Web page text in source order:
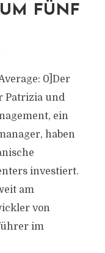
FÜNF
0]Der
Patrizia und
ein
haben
investiert.
am
von
im